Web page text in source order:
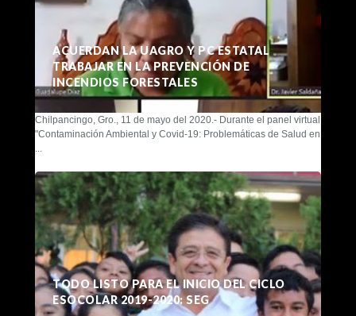
ACUERDAN LA UAGRO Y PC ESTATAL
TRABAJAR EN LA PREVENCIÓN DE
INCENDIOS FORESTALES
Chilpancingo, Gro., 11 de mayo del 2020.- Durante el panel virtual
"Contaminación Ambiental y Covid-19: Problemáticas de Salud en
...
TODO LISTO PARA EL INICIO DEL CICLO
ESOCOLAR 2019-2020: SEG